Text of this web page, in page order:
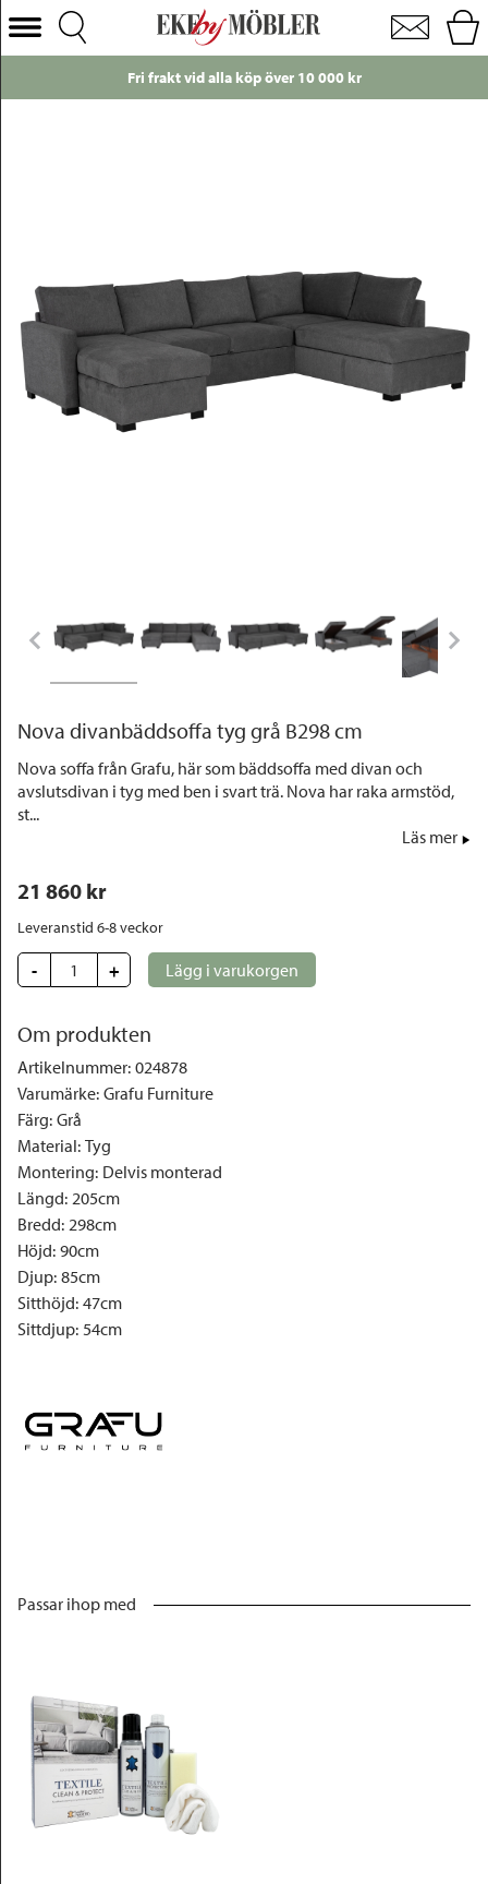
Nova divanbäddsoffa tyg grå B298 cm
Välj Kategori
Förvaring
Inredning
Belysning
Fri frakt vid alla köp över 10 000 kr
Nova divanbäddsoffa tyg grå B298 cm
Nova soffa från Grafu, här som bäddsoffa med divan och
avslutsdivan i tyg med ben i svart trä. Nova har raka armstöd,
st...
Läs mer
21 860 kr
Leveranstid 6-8 veckor
- + Lägg i varukorgen
Om produkten
Artikelnummer: 024878
Varumärke: Grafu Furniture
Färg: Grå
Material: Tyg
Montering: Delvis monterad
Längd: 205cm
Bredd: 298cm
Höjd: 90cm
Djup: 85cm
Sitthöjd: 47cm
Sittdjup: 54cm
Passar ihop med